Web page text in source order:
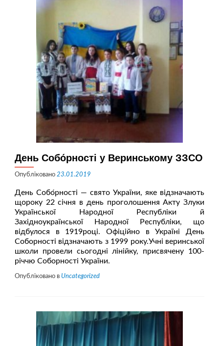
День Собо́рності у Веринському ЗЗСО
Опубліковано 23.01.2019
День Собо́рності — свято України, яке відзначають
щороку 22 січня в день проголошення Акту Злуки
Української Народної Республіки й
Західноукраїнської Народної Республіки, що
відбулося в 1919році. Офіційно в Україні День
Соборності відзначають з 1999 року.Учні веринської
школи провели сьогодні лінійку, присвячену 100-
річчю Соборності України.
Опубліковано в Uncategorized